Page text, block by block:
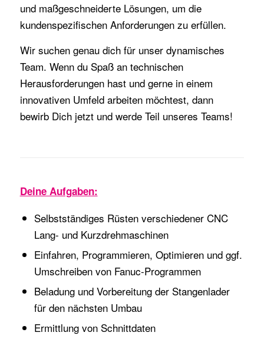
und maßgeschneiderte Lösungen, um die
kundenspezifischen Anforderungen zu erfüllen.
Wir suchen genau dich für unser dynamisches
Team. Wenn du Spaß an technischen
Herausforderungen hast und gerne in einem
innovativen Umfeld arbeiten möchtest, dann
bewirb Dich jetzt und werde Teil unseres Teams!
Deine Aufgaben:
Selbstständiges Rüsten verschiedener CNC
Lang- und Kurzdrehmaschinen
Einfahren, Programmieren, Optimieren und ggf.
Umschreiben von Fanuc-Programmen
Beladung und Vorbereitung der Stangenlader
für den nächsten Umbau
Ermittlung von Schnittdaten